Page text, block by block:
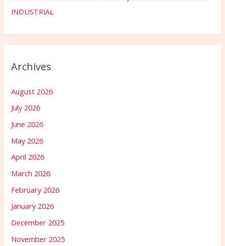
INDUSTRIAL
Archives
August 2026
July 2026
June 2026
May 2026
April 2026
March 2026
February 2026
January 2026
December 2025
November 2025